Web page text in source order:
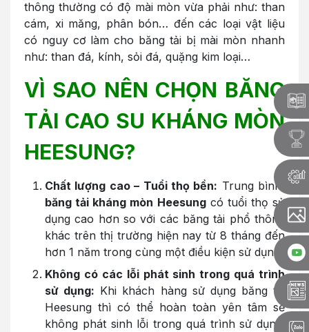
thông thường có độ mài mòn vừa phải như: than
cám, xi măng, phân bón… đến các loại vật liệu
có nguy cơ làm cho băng tải bị mài mòn nhanh
như: than đá, kính, sỏi đá, quặng kim loại…
VÌ SAO NÊN CHỌN BĂNG
TẢI CAO SU KHÁNG MÒN
HEESUNG?
Chất lượng cao – Tuổi thọ bền: Trung bình,
băng tải kháng mòn Heesungcó tuổi thọ sử
dụng cao hơn so với các băng tải phổ thông
khác trên thị trường hiện nay từ 8 tháng đến
hơn 1 năm trong cùng một điều kiện sử dụng.
Không có các lỗi phát sinh trong quá trình
sử dụng: Khi khách hàng sử dụng băng tải
Heesung thì có thể hoàn toàn yên tâm sẽ
không phát sinh lỗi trong quá trình sử dụng.